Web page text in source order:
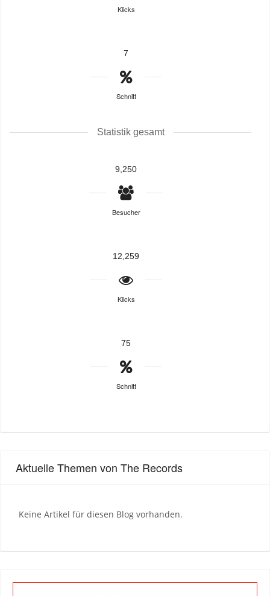
Klicks
7
Schnitt
Statistik gesamt
9,250
Besucher
12,259
Klicks
75
Schnitt
Aktuelle Themen von The Records
Keine Artikel für diesen Blog vorhanden.